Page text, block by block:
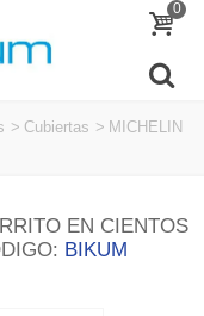
0
> Cubiertas > MICHELIN
EN CIENTOS
BIKUM